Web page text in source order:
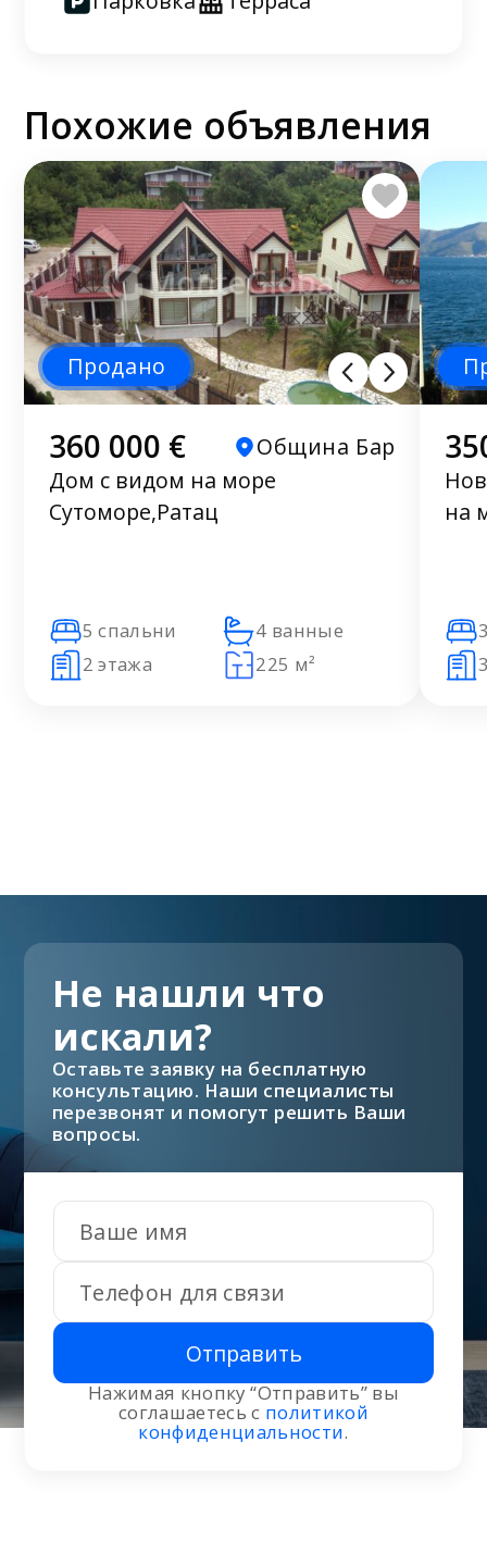
Похожие объявления
Продано
360 000 €
Община Бар
Дом с видом на море
Сутоморе,Ратац
5 спальни
4 ванные
2 этажа
225 м²
на
Отправить
Нажимая кнопку “Отправить” вы
соглашаетесь с политикой
конфиденциальности.
Не нашли что
искали?
Оставьте заявку на бесплатную
консультацию. Наши специалисты
перезвонят и помогут решить Ваши
вопросы.